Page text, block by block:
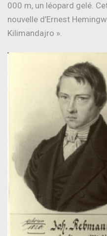
000 m, un léopard gelé.
nouvelle d’Ernest
Kilimandajro ».